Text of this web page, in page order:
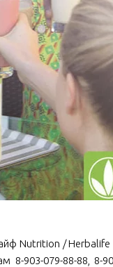
Nutrition /
903-079-88-88, 8-